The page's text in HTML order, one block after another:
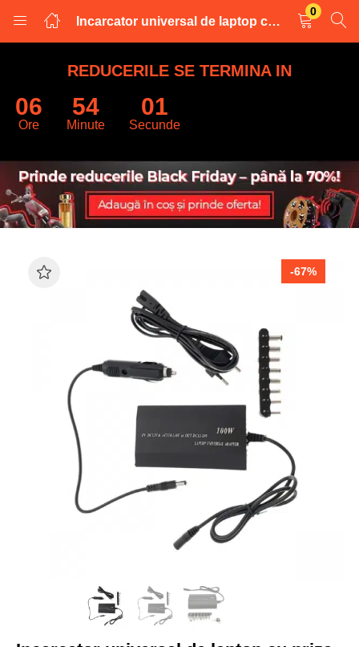
Incarcator universal de laptop cu priza auto – 100W
0
LOGARE
INREGISTRARE
Introduceti numele de utilizator și parola pentru a va autentifica.
Parola uitata?
REDUCERILE SE TERMINA IN
06
Ore
54
Minute
00
Secunde
-67%